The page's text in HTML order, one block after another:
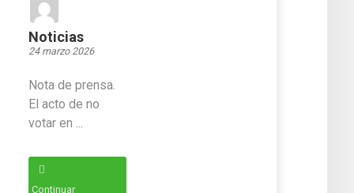
Noticias
24 marzo 2026
Nota de prensa.
El acto de no
votar en ...
Continuar